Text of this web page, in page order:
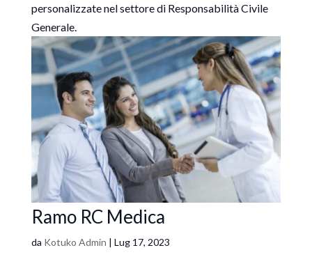
personalizzate nel settore di Responsabilità Civile
Generale.
Ramo RC Medica
da Kotuko Admin | Lug 17, 2023